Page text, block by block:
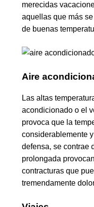
merecidas
aquellas que más
de buenas
Aire
Las altas
acondicionado o el
provoca que la
considerablemente
defensa, se contrae
prolongada
contracturas que
tremendamente